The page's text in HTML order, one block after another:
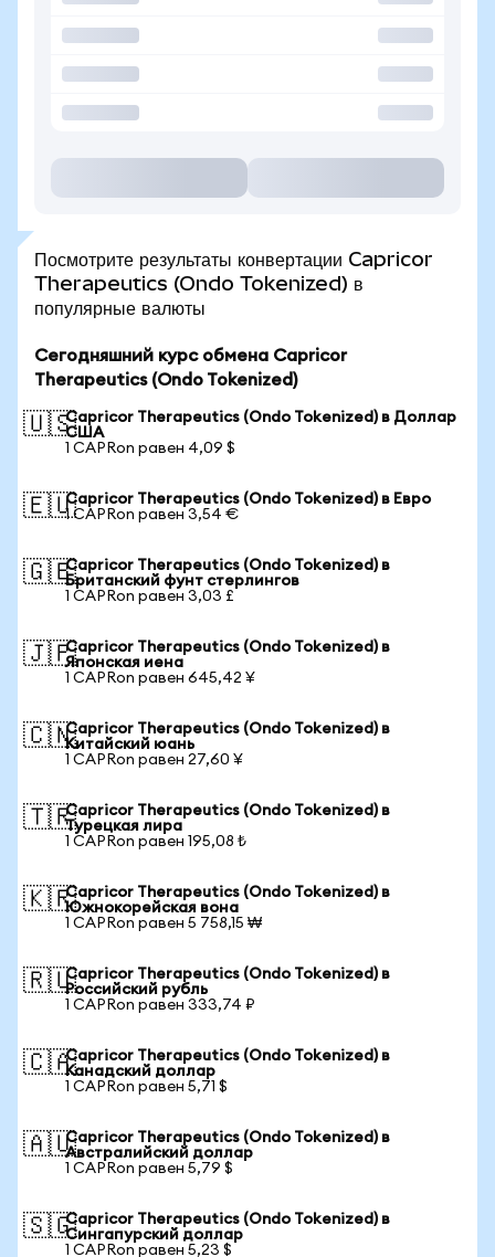
Посмотрите результаты конвертации Capricor
Therapeutics (Ondo Tokenized) в
популярные валюты
Сегодняшний курс обмена Capricor
Therapeutics (Ondo Tokenized)
🇺🇸Capricor Therapeutics (Ondo Tokenized) в Доллар
США
1 CAPRon равен 4,09 $
🇪🇺Capricor Therapeutics (Ondo Tokenized) в Евро
1 CAPRon равен 3,54 €
🇬🇧Capricor Therapeutics (Ondo Tokenized) в
Британский фунт стерлингов
1 CAPRon равен 3,03 £
🇯🇵Capricor Therapeutics (Ondo Tokenized) в
Японская иена
1 CAPRon равен 645,42 ¥
🇨🇳Capricor Therapeutics (Ondo Tokenized) в
Китайский юань
1 CAPRon равен 27,60 ¥
🇹🇷Capricor Therapeutics (Ondo Tokenized) в
Турецкая лира
1 CAPRon равен 195,08 ₺
🇰🇷Capricor Therapeutics (Ondo Tokenized) в
Южнокорейская вона
1 CAPRon равен 5 758,15 ₩
🇷🇺Capricor Therapeutics (Ondo Tokenized) в
Российский рубль
1 CAPRon равен 333,74 ₽
🇨🇦Capricor Therapeutics (Ondo Tokenized) в
Канадский доллар
1 CAPRon равен 5,71 $
🇦🇺Capricor Therapeutics (Ondo Tokenized) в
Австралийский доллар
1 CAPRon равен 5,79 $
🇸🇬Capricor Therapeutics (Ondo Tokenized) в
Сингапурский доллар
1 CAPRon равен 5,23 $